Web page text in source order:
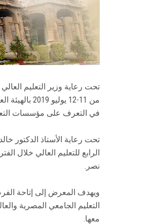
تحت رعاية وزير التعليم
من 11-12
في التعرف على مؤسسات
تحت رعاية الأستاذ الدكتور
نصر.
ويهدف المعرض إلى إتاحة
التعليم الجامعي المصرية
معها.